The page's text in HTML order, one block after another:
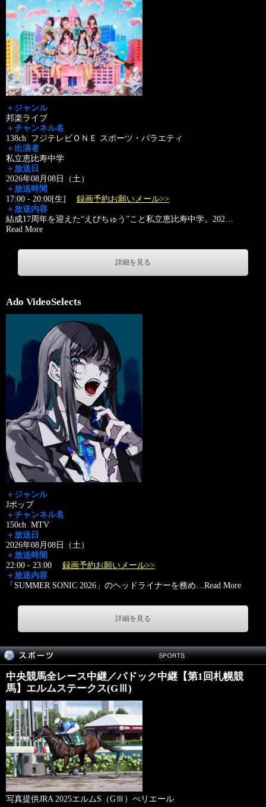
＋ジャンル
邦楽ライブ
＋チャンネル名
138ch フジテレビＯＮＥ スポーツ・バラエティ
＋出演者
私立恵比寿中学
＋放送日
2026年08月08日（土）
＋放送時間
17:00 - 20:00[生] 録画予約お願いメール>>
＋放送内容
結成17周年を迎えた“えびちゅう”こと私立恵比寿中学。202…
Read More
詳細を見る
Ado VideoSelects
＋ジャンル
Jポップ
＋チャンネル名
150ch MTV
＋放送日
2026年08月08日（土）
＋放送時間
22:00 - 23:00 録画予約お願いメール>>
＋放送内容
「SUMMER SONIC 2026」のヘッドライナーを務め…Read More
詳細を見る
中央競馬全レース中継／パドック中継【第1回札幌競
馬】エルムステークス(GⅢ)
写真提供JRA 2025エルムS（GⅢ）ぺリエール